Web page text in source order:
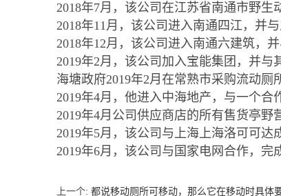
2018年7月，该公司在江苏省南通市野
2018年11月，该公司进入南通四江，并
2018年12月，该公司进入南通六建筑，
2019年2月，该公司加入宝能集团，并与
海塘政府2019年2月在常熟市采购流动厕
2019年4月，他进入中海地产，与一个合
2019年4月公司供应商店的所有售货亭野
2019年5月，该公司与上海上海洛可可达
2019年6月，该公司与国家电网合作，完
上一个: 都说移动厕所可移动，那么它在移动时具体